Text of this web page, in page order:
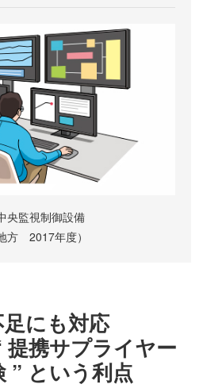
央監視制御設備
方 2017年度）
にも対応
提携サプライヤー
” という利点